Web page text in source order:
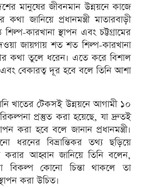
মানুষের জীবনমান উন্নয়নে কাজে
জানিয়ে প্রধানমন্ত্রী মাতারবাড়ী
কারখানা স্থাপন এবং চট্টগ্রামের
জায়গায় শত শত শিল্প-কারখানা
কথা তুলে ধরেন। এতে করে বিশাল
এবং বেকারত্ব দূর হবে বলে তিনি আশা
খাতের টেকসই উন্নয়নে আগামী ১০
প্রস্তুত করা হয়েছে, যা দ্রুতই
করা হবে বলে জানান প্রধানমন্ত্রী।
ধরনের বিভ্রান্তিকর তথ্য ছড়িয়ে
করার আহ্বান জানিয়ে তিনি বলেন,
কোনো চিন্তা থাকলে তা
করা উচিত।